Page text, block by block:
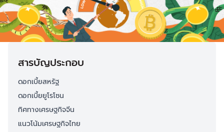
สารบัญประกอบ
ดอกเบี้ยสหรัฐ
ดอกเบี้ยยูโรโซน
ทิศทางเศรษฐกิจจีน
แนวโน้มเศรษฐกิจไทย